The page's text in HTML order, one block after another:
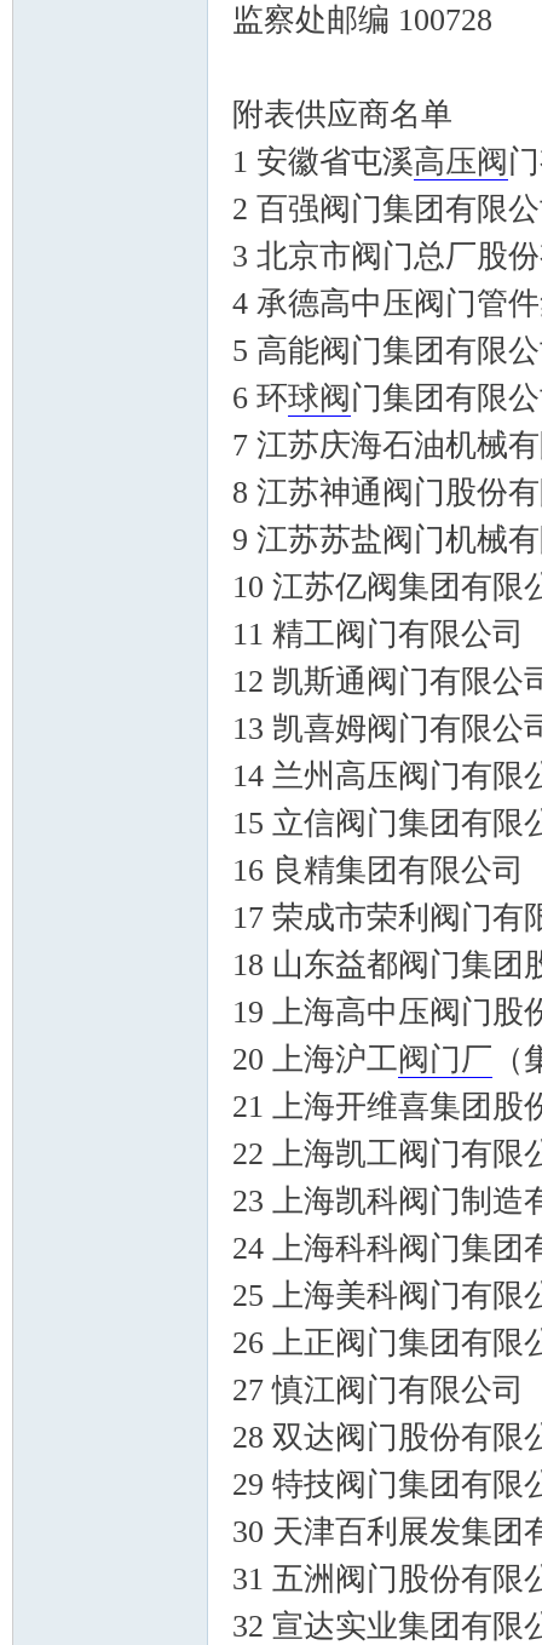
监察处邮编 100728
附表供应商名单
1 安徽省屯溪高压阀
2 百强阀门集团有限
3 北京市阀门总厂股
4 承德高中压阀门管
5 高能阀门集团有限
6 环球阀门集团有限
7 江苏庆海石油机械
8 江苏神通阀门股份
9 江苏苏盐阀门机械
10 江苏亿阀集团有限
11 精工阀门有限公司
12 凯斯通阀门有限公
13 凯喜姆阀门有限公
14 兰州高压阀门有限
15 立信阀门集团有限
16 良精集团有限公司
17 荣成市荣利阀门有
18 山东益都阀门集团
19 上海高中压阀门股
20 上海沪工阀门厂
21 上海开维喜集团股
22 上海凯工阀门有限
23 上海凯科阀门制造
24 上海科科阀门集团
25 上海美科阀门有限
26 上正阀门集团有限
27 慎江阀门有限公司
28 双达阀门股份有限
29 特技阀门集团有限
30 天津百利展发集团
31 五洲阀门股份有限
32 宣达实业集团有限